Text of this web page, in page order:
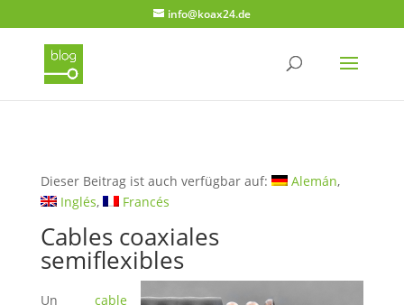
info@koax24.de
Dieser Beitrag ist auch verfügbar auf:
Alemán
Inglés
Francés
Cables coaxiales
semiflexibles
Uncable